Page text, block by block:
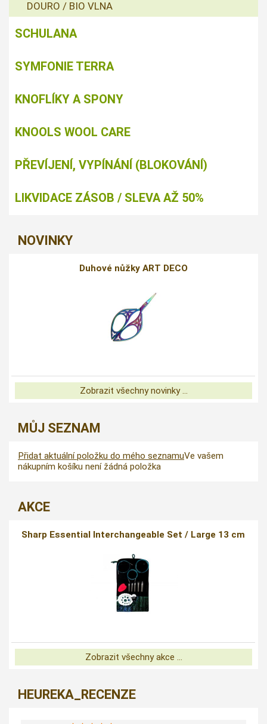
DOURO / BIO VLNA
SCHULANA
SYMFONIE TERRA
KNOFLÍKY A SPONY
KNOOLS WOOL CARE
PŘEVÍJENÍ, VYPÍNÁNÍ (BLOKOVÁNÍ)
LIKVIDACE ZÁSOB / SLEVA AŽ 50%
NOVINKY
Duhové nůžky ART DECO
Zobrazit všechny novinky ...
MŮJ SEZNAM
Přidat aktuální položku do mého seznamuVe vašem
nákupním košíku není žádná položka
AKCE
Sharp Essential Interchangeable Set / Large 13 cm
Zobrazit všechny akce ...
HEUREKA_RECENZE